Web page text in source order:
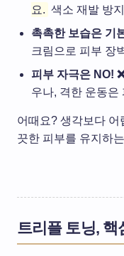
요. 색소 재발 방
촉촉한 보습은 기
크림으로 피부 장
피부 자극은 NO!
우나, 격한 운동은
어때요? 생각보다 어
끗한 피부를 유지하
트리플 토닝, 핵